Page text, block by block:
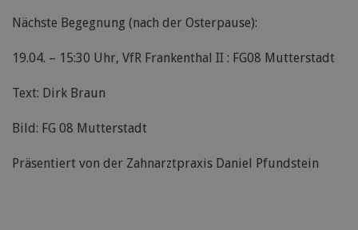
Nächste Begegnung (nach der Osterpause):
19.04. – 15:30 Uhr, VfR Frankenthal II : FG08 Mutterstadt
Text: Dirk Braun
Bild: FG 08 Mutterstadt
Präsentiert von der Zahnarztpraxis Daniel Pfundstein